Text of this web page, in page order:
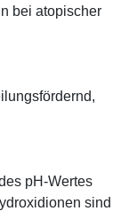
bei atopischer
pH-Wertes
sind